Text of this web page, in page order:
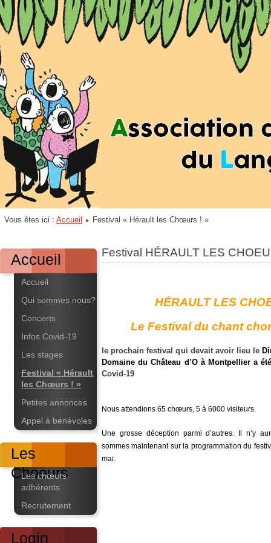
Vous êtes ici : Accueil Festival « Hérault les Chœurs ! »
Accueil
Accueil
Qui sommes nous?
Concerts
Infos Covid-19
Les stages
Festival « Hérault
les Chœurs ! »
Petites annonces
Appel à bénévoles
Les
Choeurs
Les chœurs
adhérents
Recrutement
Login
Festival HÉRAULT LES
HÉRAULT LES
Le Festival du chant
le prochain festival qui devait avoir lieu le
Domaine du Château d’O à Montpellier a
Covid-19
Nous attendions 65 chœurs, 5 à 6000 visiteurs.
Une grosse déception parmi d’autres. Il n’y
sommes maintenant sur la programmation du
mai.